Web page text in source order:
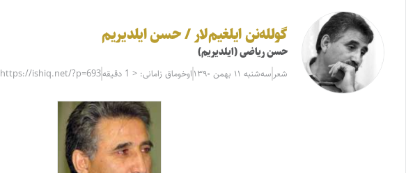
گولله‌نن ایلغیم‌لار / حسن ایلدیریم
حسن ریاضی (ایلدیریم)
شعر سه‌شنبه ۱۱ بهمن ۱۳۹۰ اوخوماق زامانی: < 1 دقیقه https://ishiq.net/?p=693